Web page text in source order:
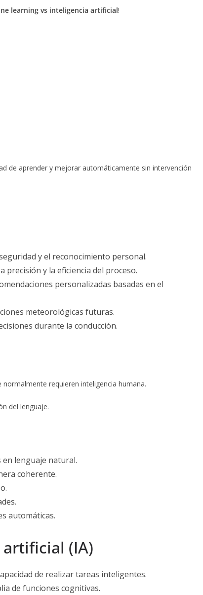
learning vs inteligencia artificial!
de aprender y mejorar automáticamente sin intervención
y el reconocimiento personal.
y la eficiencia del proceso.
personalizadas basadas en el
meteorológicas futuras.
durante la conducción.
requieren inteligencia humana.
del lenguaje.
en lenguaje natural.
coherente.
automáticas.
(IA)
de realizar tareas inteligentes.
de funciones cognitivas.